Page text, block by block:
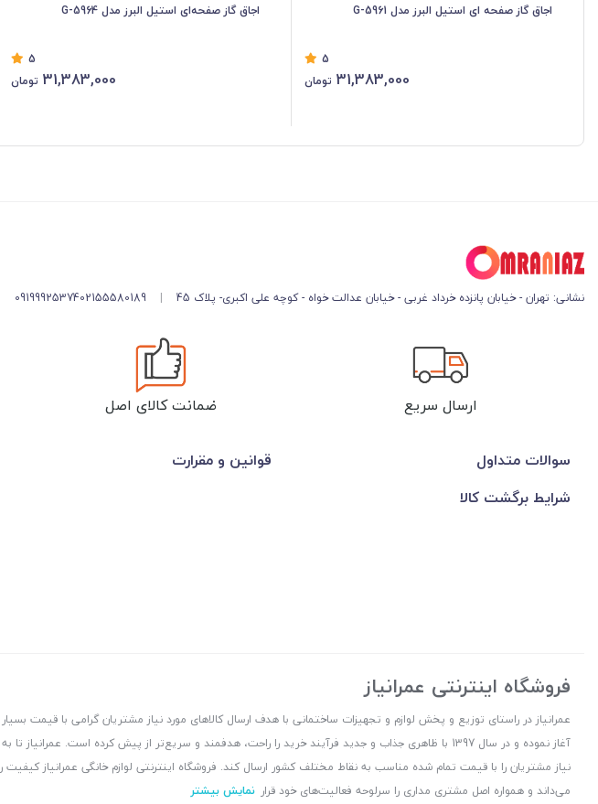
اجاق گاز صفحه ای استیل البرز مدل G-5961
5
31,383,000 تومان
اجاق گاز صفحه‌ای استیل البرز مدل G-5964
5
31,383,000 تومان
نشانی: تهران - خیابان پانزده خرداد غربی - خیابان عدالت خواه - کوچه علی اکبری- پلاک 45 |
02155580189
09199925374
ارسال سریع ضمانت کالای اصل
سوالات متداول قوانین و مقرارت
شرایط برگشت کالا
فروشگاه اینترنتی عمرانیاز
آغاز نموده و در سال 1397 با ظاهری جذاب و جدید فرآیند خرید را راحت، هدفمند و سریع‌تر از پیش کرده است.
نیاز مشتریان را با قیمت تمام شده مناسب به نقاط مختلف کشور ارسال کند. فروشگاه اینترنتی لوازم خانگی عمرانیاز
می‌داند و همواره اصل مشتری مداری را سرلوحه فعالیت‌های خود قرار نمایش بیشتر